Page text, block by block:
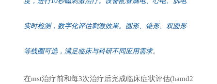
实时检测，数字化评估刺激效果。圆形、锥形、双圆形
等线圈可选，满足临床与科研不同应用需求。
在mst治疗前和每3次治疗后完成临床症状评估(hamd2